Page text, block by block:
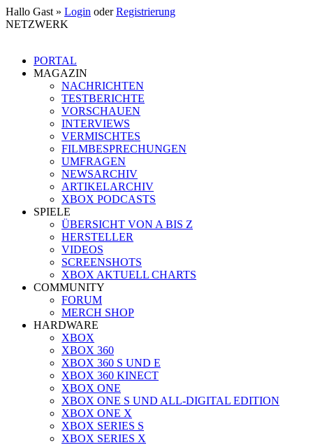
Hallo Gast » Login oderRegistrierung
NETZWERK
PORTAL
MAGAZIN
NACHRICHTEN
TESTBERICHTE
VORSCHAUEN
INTERVIEWS
VERMISCHTES
FILMBESPRECHUNGEN
UMFRAGEN
NEWSARCHIV
ARTIKELARCHIV
XBOX PODCASTS
SPIELE
ÜBERSICHT VON A BIS Z
HERSTELLER
VIDEOS
SCREENSHOTS
XBOX AKTUELL CHARTS
COMMUNITY
FORUM
MERCH SHOP
HARDWARE
XBOX
XBOX 360
XBOX 360 S UND E
XBOX 360 KINECT
XBOX ONE
XBOX ONE S UND ALL-DIGITAL EDITION
XBOX ONE X
XBOX SERIES S
XBOX SERIES X